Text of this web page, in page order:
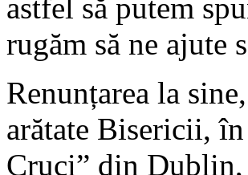
astfel să putem
rugăm să ne ajute
Renunțarea la
arătate Bisericii,
Cruci” din